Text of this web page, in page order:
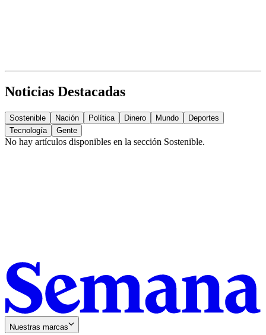
Noticias Destacadas
Sostenible Nación Política Dinero Mundo
Deportes
Tecnología
Gente
No hay artículos disponibles en la sección Sostenible.
Nuestras marcas